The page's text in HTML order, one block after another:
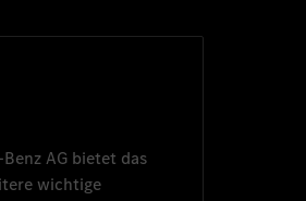
AG bietet das
wichtige